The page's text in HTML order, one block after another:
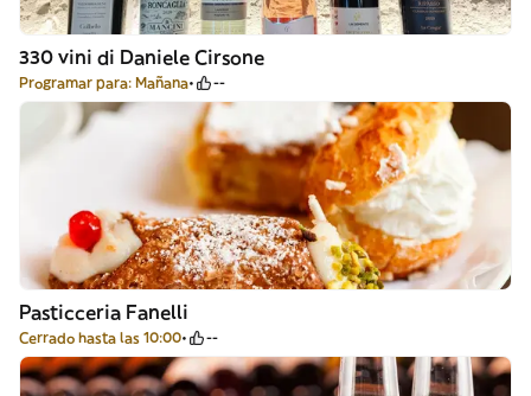
330 vini di Daniele Cirsone
Programar para: Mañana --
Pasticceria Fanelli
Cerrado hasta las 10:00 --